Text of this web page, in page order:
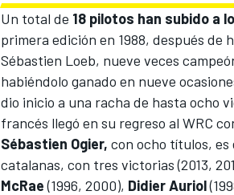
MÁS CATEGORÍAS
Un total de 18 pilotos han subido a
primera edición en 1988, después de
Sébastien Loeb, nueve veces
habiéndolo ganado en nueve
dio inicio a una racha de hasta ocho
francés llegó en su regreso al WRC
Sébastien Ogier, con ocho títulos,
catalanas, con tres victorias (2013,
McRae(1996, 2000), Didier Auriol